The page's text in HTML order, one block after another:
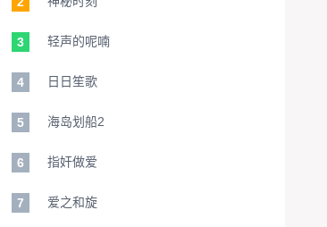
3 轻声的呢喃
4 日日笙歌
5 海岛划船2
6 指奸做爱
7 爱之和旋